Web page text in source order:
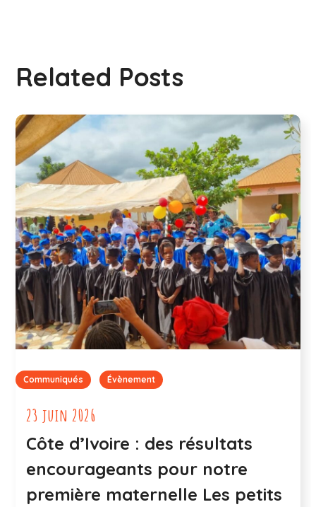
Related Posts
Communiqués Évènement
23 juin 2026
Côte d’Ivoire : des résultats
encourageants pour notre
première maternelle Les petits